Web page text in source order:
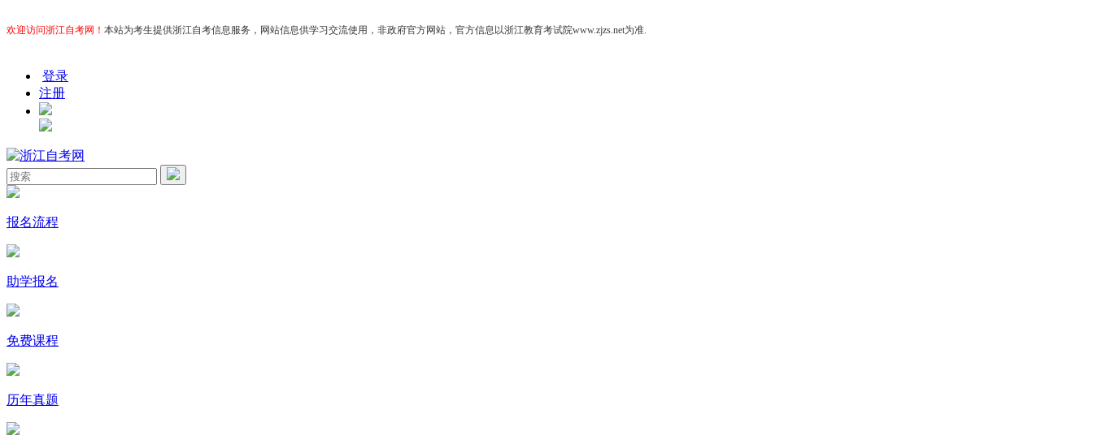
欢迎访问浙江自考网！ 本站为考生提供浙江自考信息服务，网站信息供学习交流使用，非政府官方网站，官方信息以浙江教育考试院www.zjzs.net为准.
登录
注册
报名流程
助学报名
免费课程
历年真题